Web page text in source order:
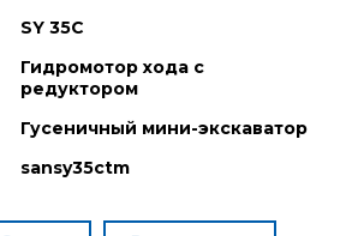
SY 35C
Гидромотор хода с
редуктором
Гусеничный мини-экскаватор
sansy35ctm